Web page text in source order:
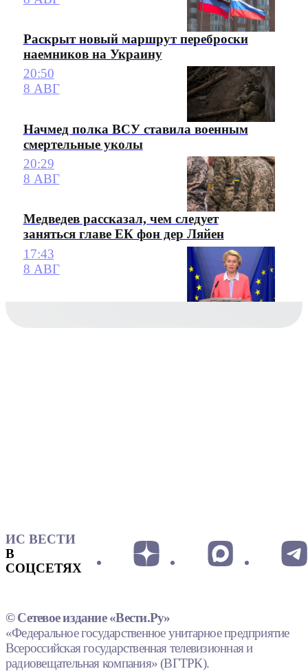
Раскрыт новый маршрут переброски
наемников на Украину
20:50
8 АВГ
Начмед полка ВСУ ставила военным
смертельные уколы
20:29
8 АВГ
Медведев рассказал, чем следует
заняться главе ЕК фон дер Ляйен
17:43
8 АВГ
ИС ВЕСТИ
В
СОЦСЕТЯХ
© Сетевое издание «Вести.Ру»
«Федеральное государственное унитарное предприятие
Всероссийская государственная телевизионная и
радиовещательная компания» (ВГТРК).